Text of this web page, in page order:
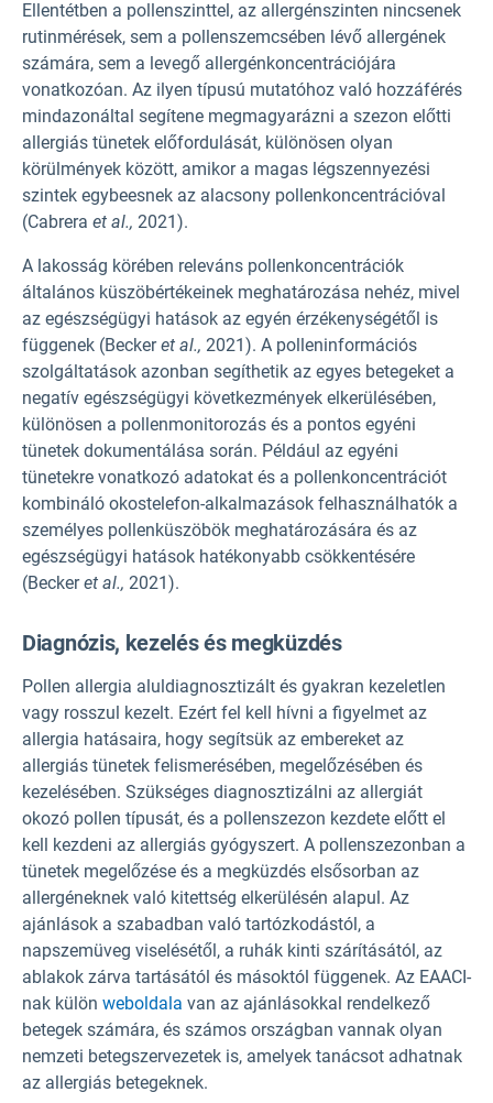
Ellentétben a pollenszinttel, az allergénszinten nincsenek
rutinmérések, sem a pollenszemcsében lévő allergének
számára, sem a levegő allergénkoncentrációjára
vonatkozóan. Az ilyen típusú mutatóhoz való hozzáférés
mindazonáltal segítene megmagyarázni a szezon előtti
allergiás tünetek előfordulását, különösen olyan
körülmények között, amikor a magas légszennyezési
szintek egybeesnek az alacsony pollenkoncentrációval
(Cabrera et al., 2021).
A lakosság körében releváns pollenkoncentrációk
általános küszöbértékeinek meghatározása nehéz, mivel
az egészségügyi hatások az egyén érzékenységétől is
függenek (Beckeret al., 2021). A polleninformációs
szolgáltatások azonban segíthetik az egyes betegeket a
negatív egészségügyi következmények elkerülésében,
különösen a pollenmonitorozás és a pontos egyéni
tünetek dokumentálása során. Például az egyéni
tünetekre vonatkozó adatokat és a pollenkoncentrációt
kombináló okostelefon-alkalmazások felhasználhatók a
személyes pollenküszöbök meghatározására és az
egészségügyi hatások hatékonyabb csökkentésére
(Beckeret al., 2021).
Diagnózis, kezelés és megküzdés
Pollen allergia aluldiagnosztizált és gyakran kezeletlen
vagy rosszul kezelt. Ezért fel kell hívni a figyelmet az
allergia hatásaira, hogy segítsük az embereket az
allergiás tünetek felismerésében, megelőzésében és
kezelésében. Szükséges diagnosztizálni az allergiát
okozó pollen típusát, és a pollenszezon kezdete előtt el
kell kezdeni az allergiás gyógyszert. A pollenszezonban a
tünetek megelőzése és a megküzdés elsősorban az
allergéneknek való kitettség elkerülésén alapul. Az
ajánlások a szabadban való tartózkodástól, a
napszemüveg viselésétől, a ruhák kinti szárításától, az
ablakok zárva tartásától és másoktól függenek. Az EAACI-
nak külön weboldala van az ajánlásokkal rendelkező
betegek számára, és számos országban vannak olyan
nemzeti betegszervezetek is, amelyek tanácsot adhatnak
az allergiás betegeknek.